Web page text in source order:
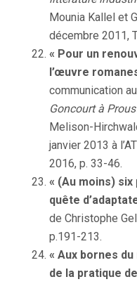
Mounia Kallel et
décembre 2011,
« Pour un
l’œuvre
communication
Goncourt à
Melison-
janvier 2013 à
2016, p. 33-46.
« (Au moins)
quête
de Christophe
p.191-213.
« Aux bornes
de la pratique